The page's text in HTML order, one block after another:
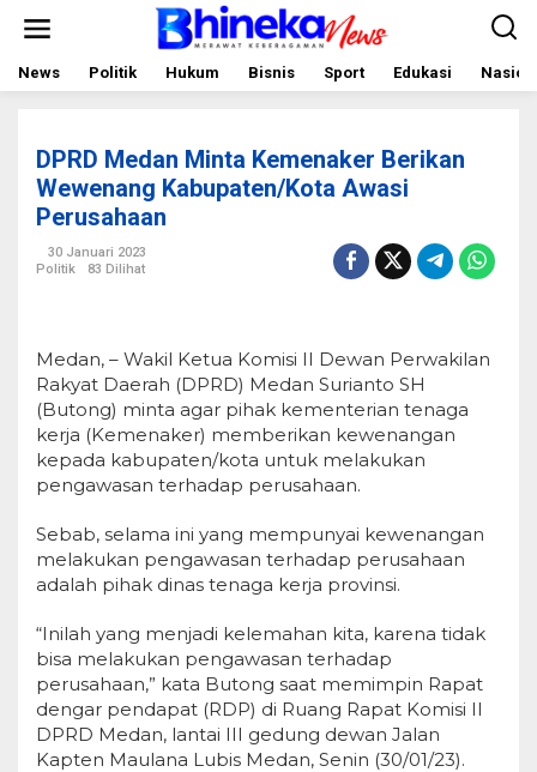
News Politik Hukum Bisnis Sport Edukasi
DPRD Medan Minta Kemenaker Berikan
Wewenang Kabupaten/Kota Awasi
Perusahaan
30 Januari 2023
Politik
83 Dilihat
Medan, – Wakil Ketua Komisi II Dewan Perwakilan
Rakyat Daerah (DPRD) Medan Surianto SH
(Butong) minta agar pihak kementerian tenaga
kerja (Kemenaker) memberikan kewenangan
kepada kabupaten/kota untuk melakukan
pengawasan terhadap perusahaan.
Sebab, selama ini yang mempunyai kewenangan
melakukan pengawasan terhadap perusahaan
adalah pihak dinas tenaga kerja provinsi.
“Inilah yang menjadi kelemahan kita, karena tidak
bisa melakukan pengawasan terhadap
perusahaan,” kata Butong saat memimpin Rapat
dengar pendapat (RDP) di Ruang Rapat Komisi II
DPRD Medan, lantai III gedung dewan Jalan
Kapten Maulana Lubis Medan, Senin (30/01/23).